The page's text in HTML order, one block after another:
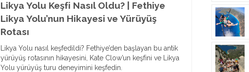
Likya Yolu Keşfi Nasıl Oldu? | Fethiye
Likya Yolu’nun Hikayesi ve Yürüyüş
Rotası
Likya Yolu nasıl keşfedildi? Fethiye’den başlayan bu antik
yürüyüş rotasının hikayesini, Kate Clow’un keşfini ve Likya
Yolu yürüyüş turu deneyimini keşfedin.